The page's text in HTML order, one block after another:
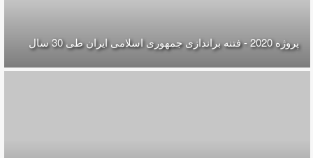
پروژه 2020 - فتنه براندازی جمهوری اسلامی ایران طی 30 سال